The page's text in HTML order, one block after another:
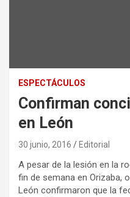
ESPECTÁCULOS
Confirman
en León
30 junio, 2016 Editorial
A pesar de la lesión en la
fin de semana en Orizaba,
León confirmaron que la